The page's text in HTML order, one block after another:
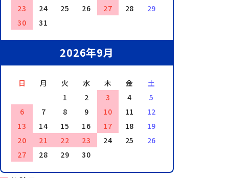
23
24 25 26 27 28
29
30
31
2026年9月
日 月 火 水 木 金
土
1
2 3 4
5
6
7 8 9 10 11
12
13
14 15 16 17 18
19
20
21 22 23 24 25
26
27
28 29 30